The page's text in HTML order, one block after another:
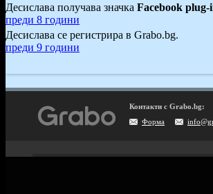
Десислава получава значка Facebook plug-
преди 8 години
Десислава се регистрира в Grabo.bg.
преди 9 години
Контакти с Grabo.bg:
Форма